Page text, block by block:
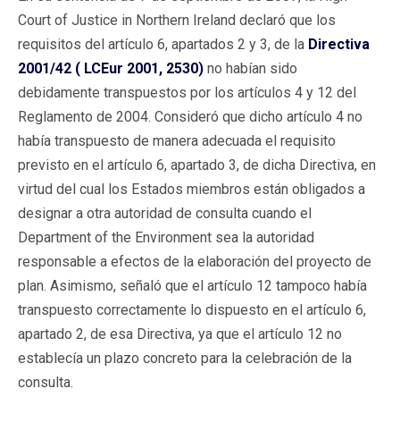
Court of Justice in Northern Ireland declaró que los
requisitos del artículo 6, apartados 2 y 3, de la Directiva
2001/42 ( LCEur 2001, 2530) no habían sido
debidamente transpuestos por los artículos 4 y 12 del
Reglamento de 2004. Consideró que dicho artículo 4 no
había transpuesto de manera adecuada el requisito
previsto en el artículo 6, apartado 3, de dicha Directiva, en
virtud del cual los Estados miembros están obligados a
designar a otra autoridad de consulta cuando el
Department of the Environment sea la autoridad
responsable a efectos de la elaboración del proyecto de
plan. Asimismo, señaló que el artículo 12 tampoco había
transpuesto correctamente lo dispuesto en el artículo 6,
apartado 2, de esa Directiva, ya que el artículo 12 no
establecía un plazo concreto para la celebración de la
consulta.